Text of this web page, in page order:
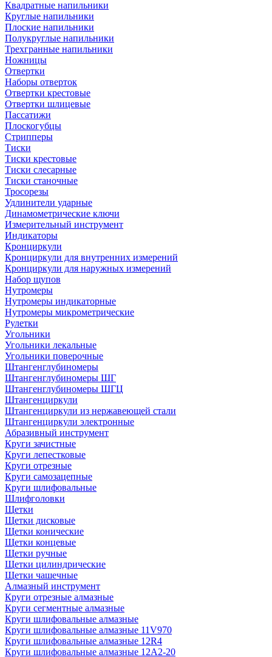
Квадратные напильники
Круглые напильники
Плоские напильники
Полукруглые напильники
Трехгранные напильники
Ножницы
Отвертки
Наборы отверток
Отвертки крестовые
Отвертки шлицевые
Пассатижи
Плоскогубцы
Стрипперы
Тиски
Тиски крестовые
Тиски слесарные
Тиски станочные
Тросорезы
Удлинители ударные
Динамометрические ключи
Измерительный инструмент
Индикаторы
Кронциркули
Кронциркули для внутренних измерений
Кронциркули для наружных измерений
Набор щупов
Нутромеры
Нутромеры индикаторные
Нутромеры микрометрические
Рулетки
Угольники
Угольники лекальные
Угольники поверочные
Штангенглубиномеры
Штангенглубиномеры ШГ
Штангенглубиномеры ШГЦ
Штангенциркули
Штангенциркули из нержавеющей стали
Штангенциркули электронные
Абразивный инструмент
Круги зачистные
Круги лепестковые
Круги отрезные
Круги самозацепные
Круги шлифовальные
Шлифголовки
Щетки
Щетки дисковые
Щетки конические
Щетки концевые
Щетки ручные
Щетки цилиндрические
Щетки чашечные
Алмазный инструмент
Круги отрезные алмазные
Круги сегментные алмазные
Круги шлифовальные алмазные
Круги шлифовальные алмазные 11V970
Круги шлифовальные алмазные 12R4
Круги шлифовальные алмазные 12А2-20